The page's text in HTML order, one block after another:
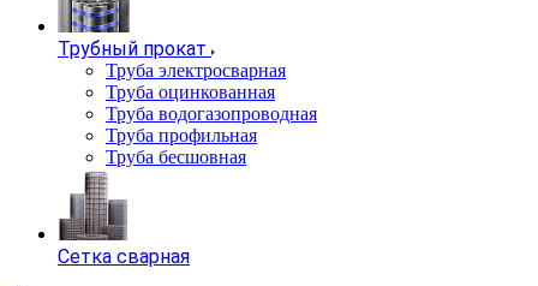
Трубный прокат
Труба электросварная
Труба оцинкованная
Труба водогазопроводная
Труба профильная
Труба бесшовная
Сетка сварная